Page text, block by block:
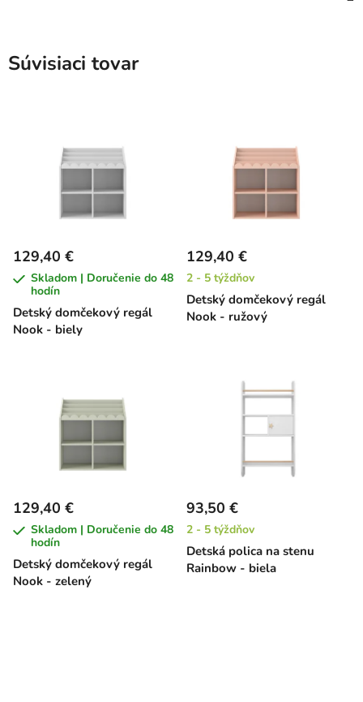
Súvisiaci tovar
Detský domčekový regál
Nook - biely
129,40 €
Skladom | Doručenie do 48
hodín
Detský domčekový regál
Nook - ružový
129,40 €
2 - 5 týždňov
Detský domčekový regál
Nook - zelený
129,40 €
Skladom | Doručenie do 48
hodín
Detská polica na stenu
Rainbow - biela
93,50 €
2 - 5 týždňov